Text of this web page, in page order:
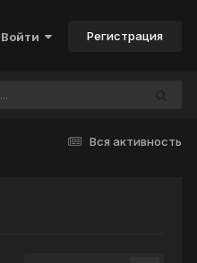
Регистрация
Вся активность